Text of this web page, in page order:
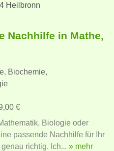
Heilbronn
Nachhilfe in Mathe,
Biochemie,
€
Biologie oder
passende Nachhilfe für Ihr
richtig. Ich... » mehr